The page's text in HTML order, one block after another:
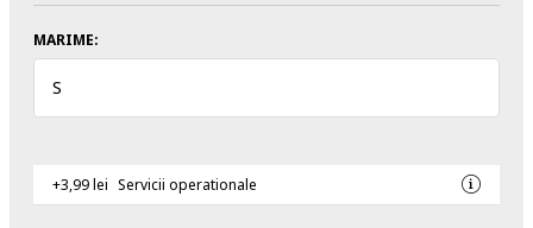
MARIME:
S
+3,99 lei Servicii operationale